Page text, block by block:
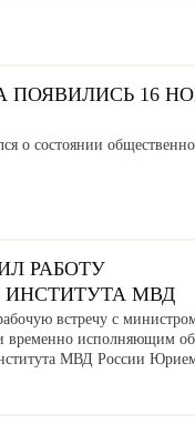
ПОЯВИЛИСЬ 16
о состоянии
РАБОТУ
ИНСТИТУТА МВД
встречу с
исполняющим
МВД России